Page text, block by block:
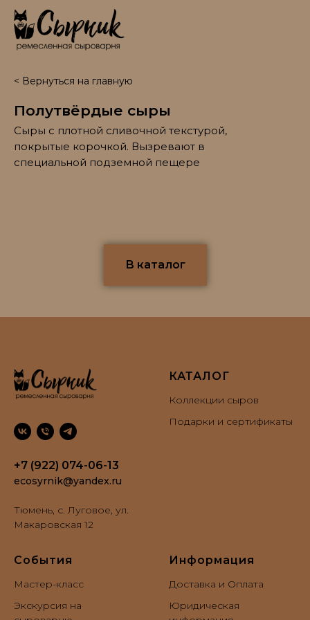
Сыры с плотной сливочной текстурой,
покрытые корочкой. Вызревают в
специальной подземной пещере
Полутвёрдые сыры
< Вернуться на главную
В каталог
+7 (922) 074-06-13
ecosyrnik@yandex.ru
Тюмень, с. Луговое, ул.
Макаровская 12
КАТАЛОГ
Коллекции сыров
Подарки и сертификаты
События
Маcтер-класс
Экскурсия на
Информация
Доставка и Оплата
Юридическая